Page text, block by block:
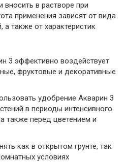
вносить в растворе при
применения зависят от вида
а также от характеристик
3 эффективно воздействует
фруктовые и декоративные
удобрение Акварин 3
в периоды интенсивного
также перед цветением и
как в открытом грунте, так
условиях